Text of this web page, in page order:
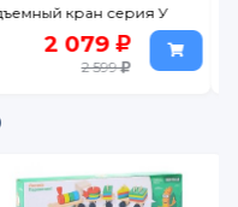
набор, 19
2 639
3 299